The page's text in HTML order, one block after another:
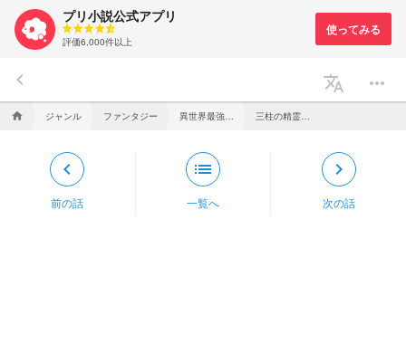
プリ小説公式アプリ
評価6,000件以上
keyboard_arrow_left translate more_horiz
home ジャンル ファンタジー
keyboard_arrow_left
前の話
list
一覧へ
keyboard_arrow_right
次の話